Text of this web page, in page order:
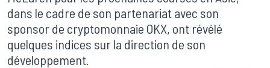
dans le cadre de son partenariat avec son
sponsor de cryptomonnaie OKX, ont révélé
quelques indices sur la direction de son
développement.